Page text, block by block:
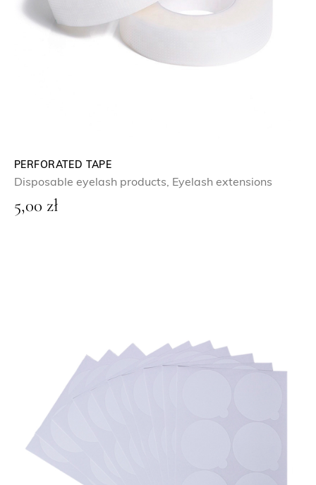
PERFORATED TAPE
Disposable eyelash products, Eyelash extensions
5,00 zł